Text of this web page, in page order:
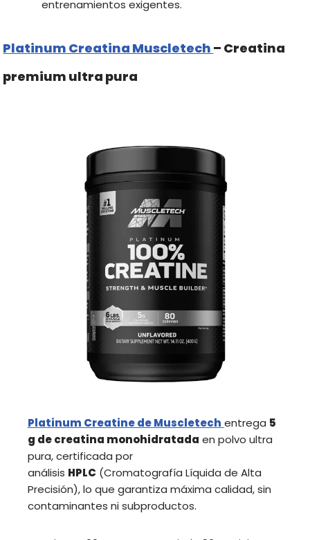
entrenamientos exigentes.
Platinum Creatina Muscletech – Creatina
premium ultra pura
Platinum Creatine de Muscletech entrega 5
g de creatina monohidratada en polvo ultra
pura, certificada por
análisis HPLC(Cromatografía Líquida de Alta
Precisión), lo que garantiza máxima calidad, sin
contaminantes ni subproductos.